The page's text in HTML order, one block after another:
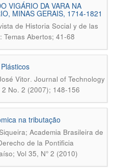
VIGÁRIO DA VARA NA
MINAS GERAIS, 1714-1821
de Historia Social y de las
Temas Abertos; 41-68
Vitor. Journal of Technology
No. 2 (2007); 148-156
na tributação
Academia Brasileira de
de la Pontificia
Vol 35, N° 2 (2010)